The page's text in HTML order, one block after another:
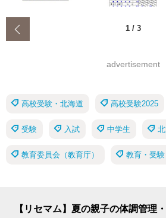
1 / 3
advertisement
高校受験・北海道 高校受験2025
受験 入試 中学生
教育委員会（教育庁） 教育・受
【リセマム】夏の親子の体調管理